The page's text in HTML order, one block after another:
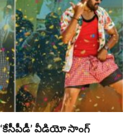
‘కేసీపీడీ’ వీడియో సాంగ్